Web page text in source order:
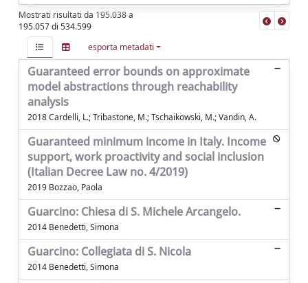
Mostrati risultati da 195.038 a
195.057 di 534.599
esporta metadati
Guaranteed error bounds on approximate
model abstractions through reachability
analysis
2018 Cardelli, L.; Tribastone, M.; Tschaikowski, M.; Vandin, A.
Guaranteed minimum income in Italy. Income
support, work proactivity and social inclusion
(Italian Decree Law no. 4/2019)
2019 Bozzao, Paola
Guarcino: Chiesa di S. Michele Arcangelo.
2014 Benedetti, Simona
Guarcino: Collegiata di S. Nicola
2014 Benedetti, Simona